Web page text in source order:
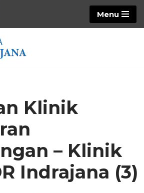
Menu
Klinik
– Klinik
Indrajana (3)